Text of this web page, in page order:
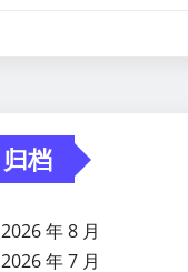
归档
2026 年 8 月
2026 年 7 月